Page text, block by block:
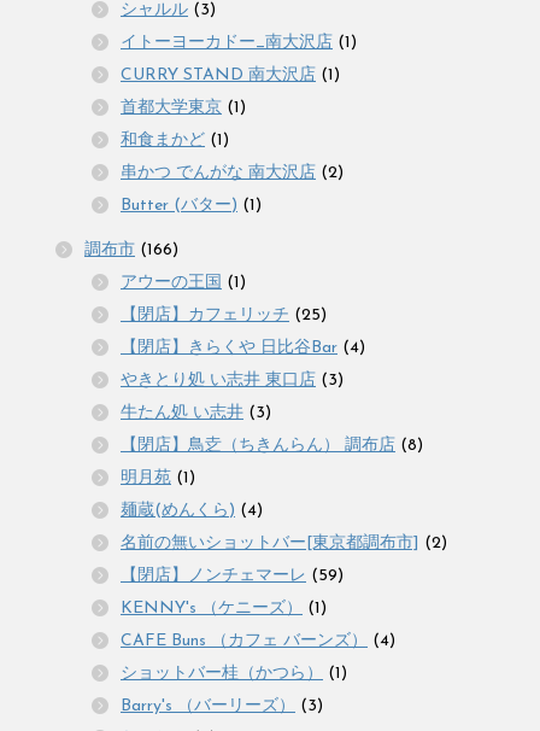
シャルル (3)
イトーヨーカドー_南大沢店 (1)
CURRY STAND 南大沢店 (1)
首都大学東京 (1)
和食まかど (1)
串かつ でんがな 南大沢店 (2)
Butter (バター) (1)
調布市 (166)
アウーの王国 (1)
【閉店】カフェリッチ (25)
【閉店】きらくや 日比谷Bar (4)
やきとり処 い志井 東口店 (3)
牛たん処 い志井 (3)
【閉店】鳥赱（ちきんらん） 調布店 (8)
明月苑 (1)
麺蔵(めんくら) (4)
名前の無いショットバー[東京都調布市]
(2)
【閉店】ノンチェマーレ (59)
KENNY's （ケニーズ）
(1)
CAFE Buns （カフェ バーンズ）
(4)
ショットバー桂（かつら）
(1)
Barry's （バーリーズ）
(3)